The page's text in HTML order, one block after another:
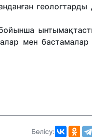
геологтарды
мен
Бөлісу: